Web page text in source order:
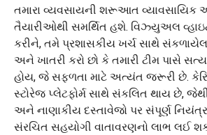
તમારા વ્યવસાયની શરૂઆત વ્યાવસાયિક
તૈયારીઓથી સમર્થિત હશે. વિઝ્યુઅલ
કરીને, તમે પ્રશાસકીય ખર્ચ સાથે સંકળાયેલ
અને ખાતરી કરો છો કે તમારી ટીમ પાસે
હોય, જે સફળતા માટે અત્યંત જરૂરી છે.
સ્ટોરેજ પ્લેટફોર્મ સાથે સંકલિત થાય છે,
અને નાણાકીય દસ્તાવેજો પર સંપૂર્ણ
સંરચિત સહયોગી વાતાવરણનો લાભ લઈ